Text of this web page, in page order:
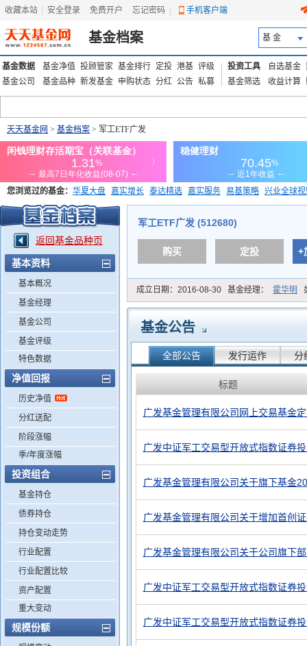
收藏本站 安全登录 免费开户 忘记密码 手机客户端
基金档案 基 金
基金数据 基金净值 投顾管家 基金排行 定投 港基 评级
基金公司
基金品种 新发基金 申购状态 分红 公告 私募
投资工具 自选基金
基金筛选
收益计算
天天基金网 > 基金档案 > 军工ETF广发
您浏览过的基金： 华夏大盘 嘉实增长 泰达精选 嘉实服务 易基策略 兴业全球
添富优势 华安宏利 上证180价值ETF
返回基金品种页
基本资料
基本概况
基金经理
基金公司
基金评级
特色数据
净值回报
历史净值
分红送配
阶段涨幅
季/年度涨幅
投资组合
基金持仓
债券持仓
持仓变动走势
行业配置
行业配置比较
资产配置
重大变动
规模份额
军工ETF广发 (512680)
购买 定投 +
成立日期： 2016-08-30 基金经理： 霍华明
基金公告
全部公告 发行运作 分
标题
广发基金管理有限公司网上交易基金
广发中证军工交易型开放式指数证券
广发基金管理有限公司关于旗下基金
广发基金管理有限公司关于增加首创
广发基金管理有限公司关于公司旗下
广发中证军工交易型开放式指数证券
广发中证军工交易型开放式指数证券